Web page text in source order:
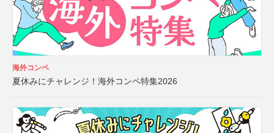
海外コンペ
夏休みにチャレンジ！海外コンペ特集2026